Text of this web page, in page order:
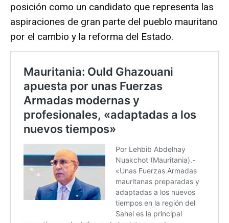
posición como un candidato que representa las
aspiraciones de gran parte del pueblo mauritano
por el cambio y la reforma del Estado.